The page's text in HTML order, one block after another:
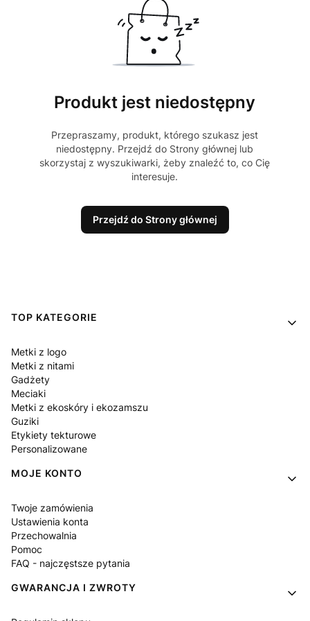
Produkt jest niedostępny
Przepraszamy, produkt, którego szukasz jest
niedostępny. Przejdź do Strony głównej lub
skorzystaj z wyszukiwarki, żeby znaleźć to, co Cię
interesuje.
Przejdź do Strony głównej
Linki w stopce
TOP KATEGORIE
Metki z logo
Metki z nitami
Gadżety
Meciaki
Metki z ekoskóry i ekozamszu
Guziki
Etykiety tekturowe
Personalizowane
MOJE KONTO
Twoje zamówienia
Ustawienia konta
Przechowalnia
Pomoc
FAQ - najczęstsze pytania
GWARANCJA I ZWROTY